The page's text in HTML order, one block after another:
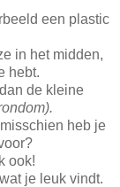
een plastic
in het midden,
hebt.
de kleine
heb je
ook!
je leuk vindt.